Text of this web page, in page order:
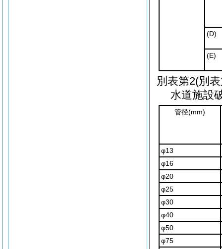
(D)
(E)
別表第2(別
水道施設
管径(mm)
φ13
φ16
φ20
φ25
φ30
φ40
φ50
φ75